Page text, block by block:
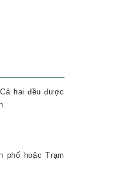
hai đều được
phố hoặc Trạm